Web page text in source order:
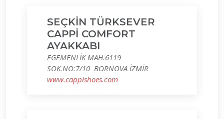
SEÇKİN TÜRKSEVER
CAPPİ COMFORT
AYAKKABI
EGEMENLİK MAH.6119
SOK.NO:7/10 BORNOVA İZMİR
www.cappishoes.com